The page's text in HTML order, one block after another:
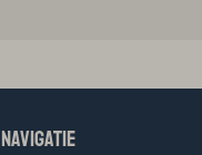
Navigatie